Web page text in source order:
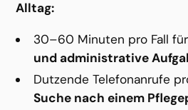
Alltag:
30–60 Minuten pro Fall für
und administrative
Suche nach einem